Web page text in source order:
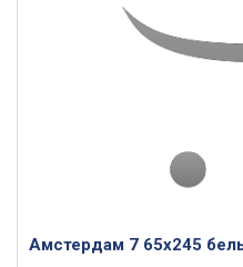
Амстердам 7 65х245